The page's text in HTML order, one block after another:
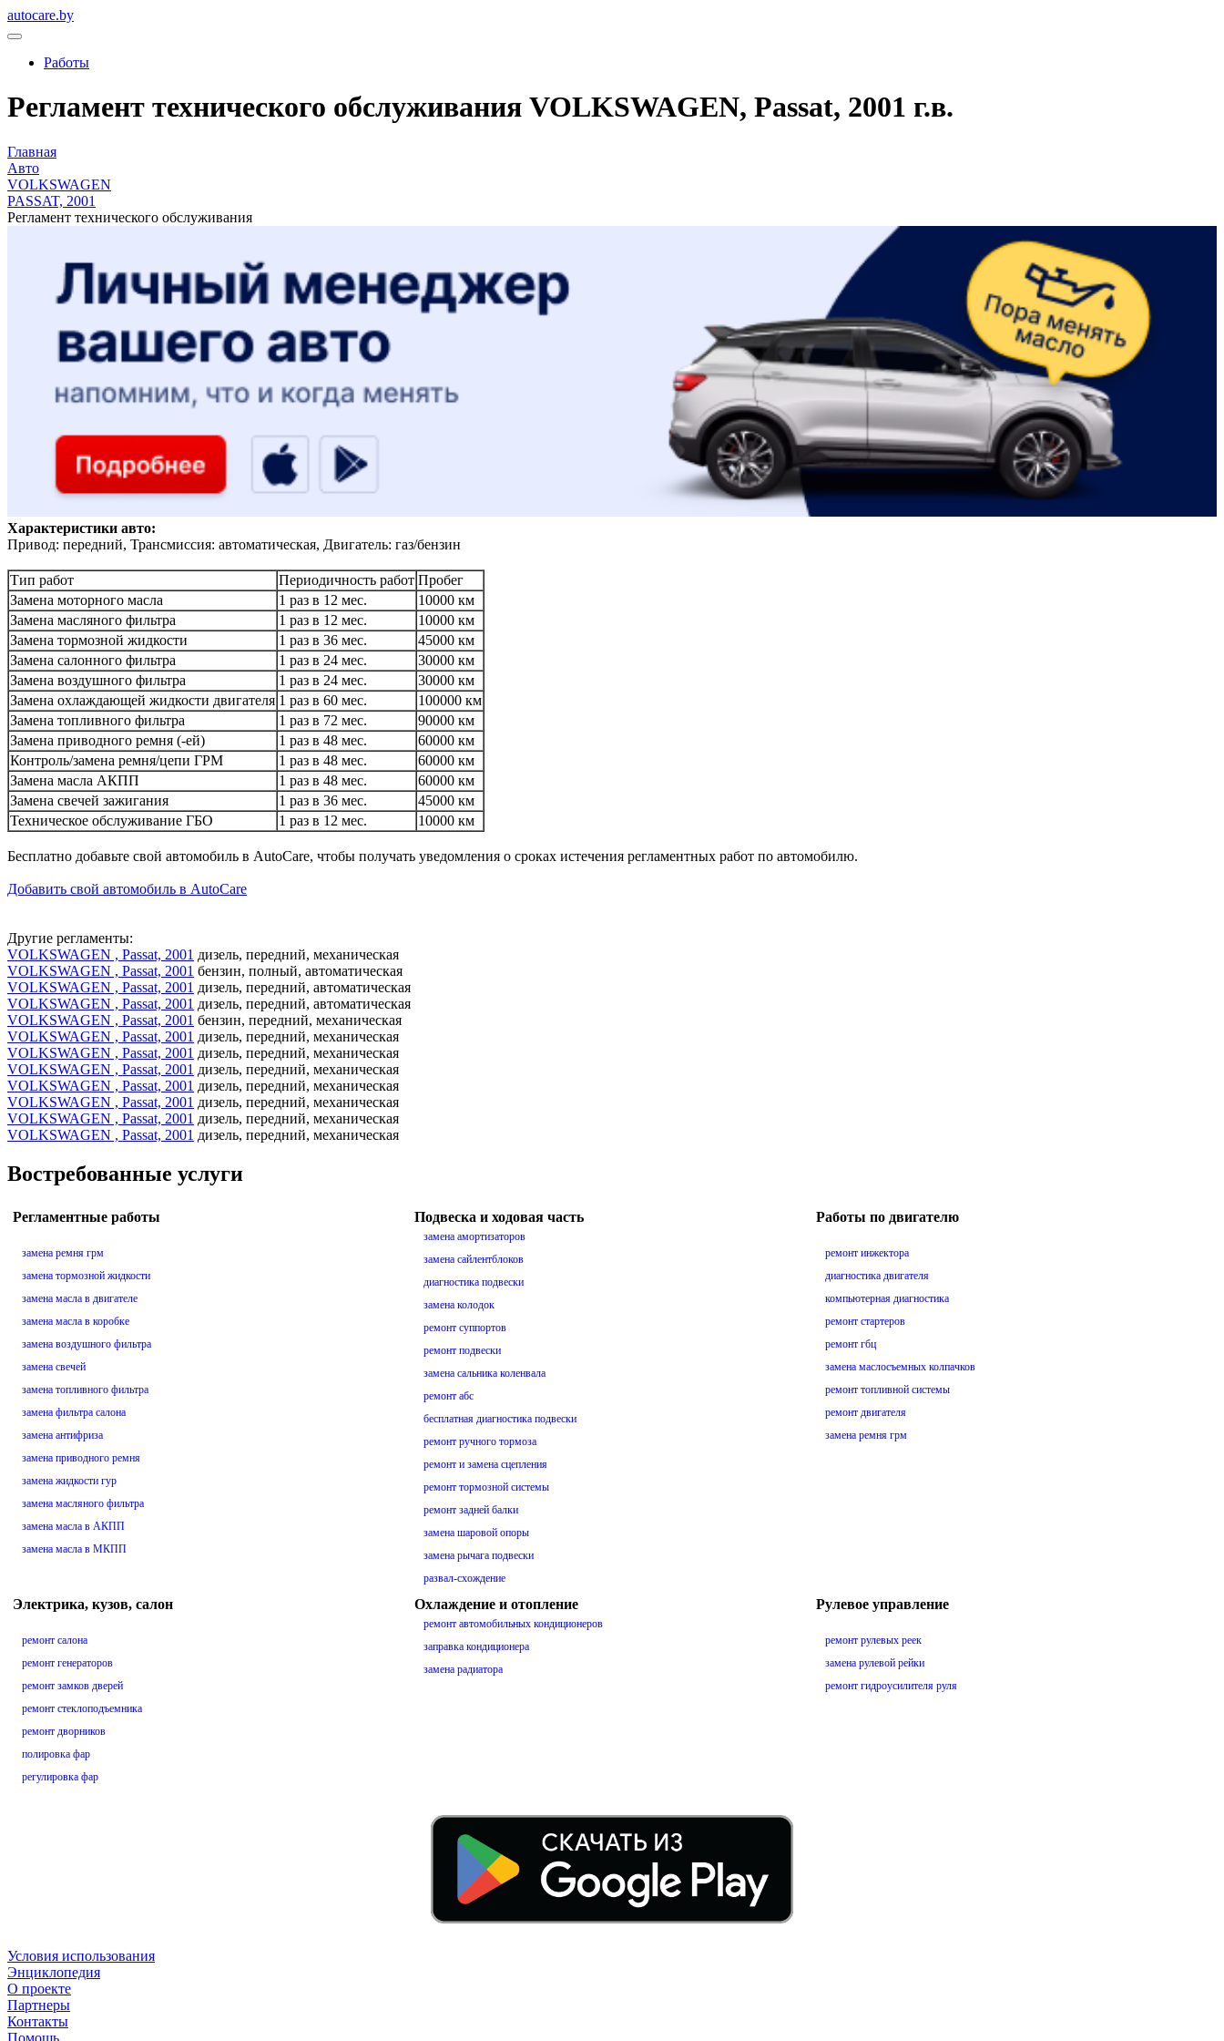
autocare.by
Работы
Регламент технического обслуживания VOLKSWAGEN, Passat, 2001 г.в.
Главная
Авто
VOLKSWAGEN
PASSAT, 2001
Регламент технического обслуживания
Характеристики авто:
Привод: передний, Трансмиссия: автоматическая, Двигатель: газ/бензин
Тип работ Периодичность работ Пробег
Замена моторного масла
1 раз в 12 мес.
10000 км
Замена масляного фильтра
1 раз в 12 мес.
10000 км
Замена тормозной жидкости
1 раз в 36 мес.
45000 км
Замена салонного фильтра
1 раз в 24 мес.
30000 км
Замена воздушного фильтра
1 раз в 24 мес.
30000 км
Замена охлаждающей жидкости двигателя 1 раз в 60 мес.
100000 км
Замена топливного фильтра
1 раз в 72 мес.
90000 км
Замена приводного ремня (-ей)
1 раз в 48 мес.
60000 км
Контроль/замена ремня/цепи ГРМ
1 раз в 48 мес.
60000 км
Замена масла АКПП
1 раз в 48 мес.
60000 км
Замена свечей зажигания
1 раз в 36 мес.
45000 км
Техническое обслуживание ГБО
1 раз в 12 мес. 10000 км
Бесплатно добавьте свой автомобиль в AutoCare, чтобы получать уведомления о сроках истечения регламентных работ по автомобилю.
Добавить свой автомобиль в AutoCare
Другие регламенты:
VOLKSWAGEN , Passat, 2001 дизель, передний, механическая
VOLKSWAGEN , Passat, 2001 бензин, полный, автоматическая
VOLKSWAGEN , Passat, 2001 дизель, передний, автоматическая
VOLKSWAGEN , Passat, 2001 дизель, передний, автоматическая
VOLKSWAGEN , Passat, 2001 бензин, передний, механическая
VOLKSWAGEN , Passat, 2001 дизель, передний, механическая
VOLKSWAGEN , Passat, 2001 дизель, передний, механическая
VOLKSWAGEN , Passat, 2001 дизель, передний, механическая
VOLKSWAGEN , Passat, 2001 дизель, передний, механическая
VOLKSWAGEN , Passat, 2001 дизель, передний, механическая
VOLKSWAGEN , Passat, 2001 дизель, передний, механическая
VOLKSWAGEN , Passat, 2001 дизель, передний, механическая
Востребованные услуги
Регламентные работы
замена ремня грм
замена тормозной жидкости
замена масла в двигателе
замена масла в коробке
замена воздушного фильтра
замена свечей
замена топливного фильтра
замена фильтра салона
замена антифриза
замена приводного ремня
замена жидкости гур
замена масляного фильтра
замена масла в АКПП
замена масла в МКПП
Подвеска и ходовая часть
замена амортизаторов
замена сайлентблоков
диагностика подвески
замена колодок
ремонт суппортов
ремонт подвески
замена сальника коленвала
ремонт абс
бесплатная диагностика подвески
ремонт ручного тормоза
ремонт и замена сцепления
ремонт тормозной системы
ремонт задней балки
замена шаровой опоры
замена рычага подвески
развал-схождение
Работы по двигателю
ремонт инжектора
диагностика двигателя
компьютерная диагностика
ремонт стартеров
ремонт гбц
замена маслосъемных колпачков
ремонт топливной системы
ремонт двигателя
замена ремня грм
Электрика, кузов, салон
ремонт салона
ремонт генераторов
ремонт замков дверей
ремонт стеклоподъемника
ремонт дворников
полировка фар
регулировка фар
Охлаждение и отопление
ремонт автомобильных кондиционеров
заправка кондиционера
замена радиатора
Рулевое управление
ремонт рулевых реек
замена рулевой рейки
ремонт гидроусилителя руля
Условия использования
Энциклопедия
О проекте
Партнеры
Контакты
Помощь